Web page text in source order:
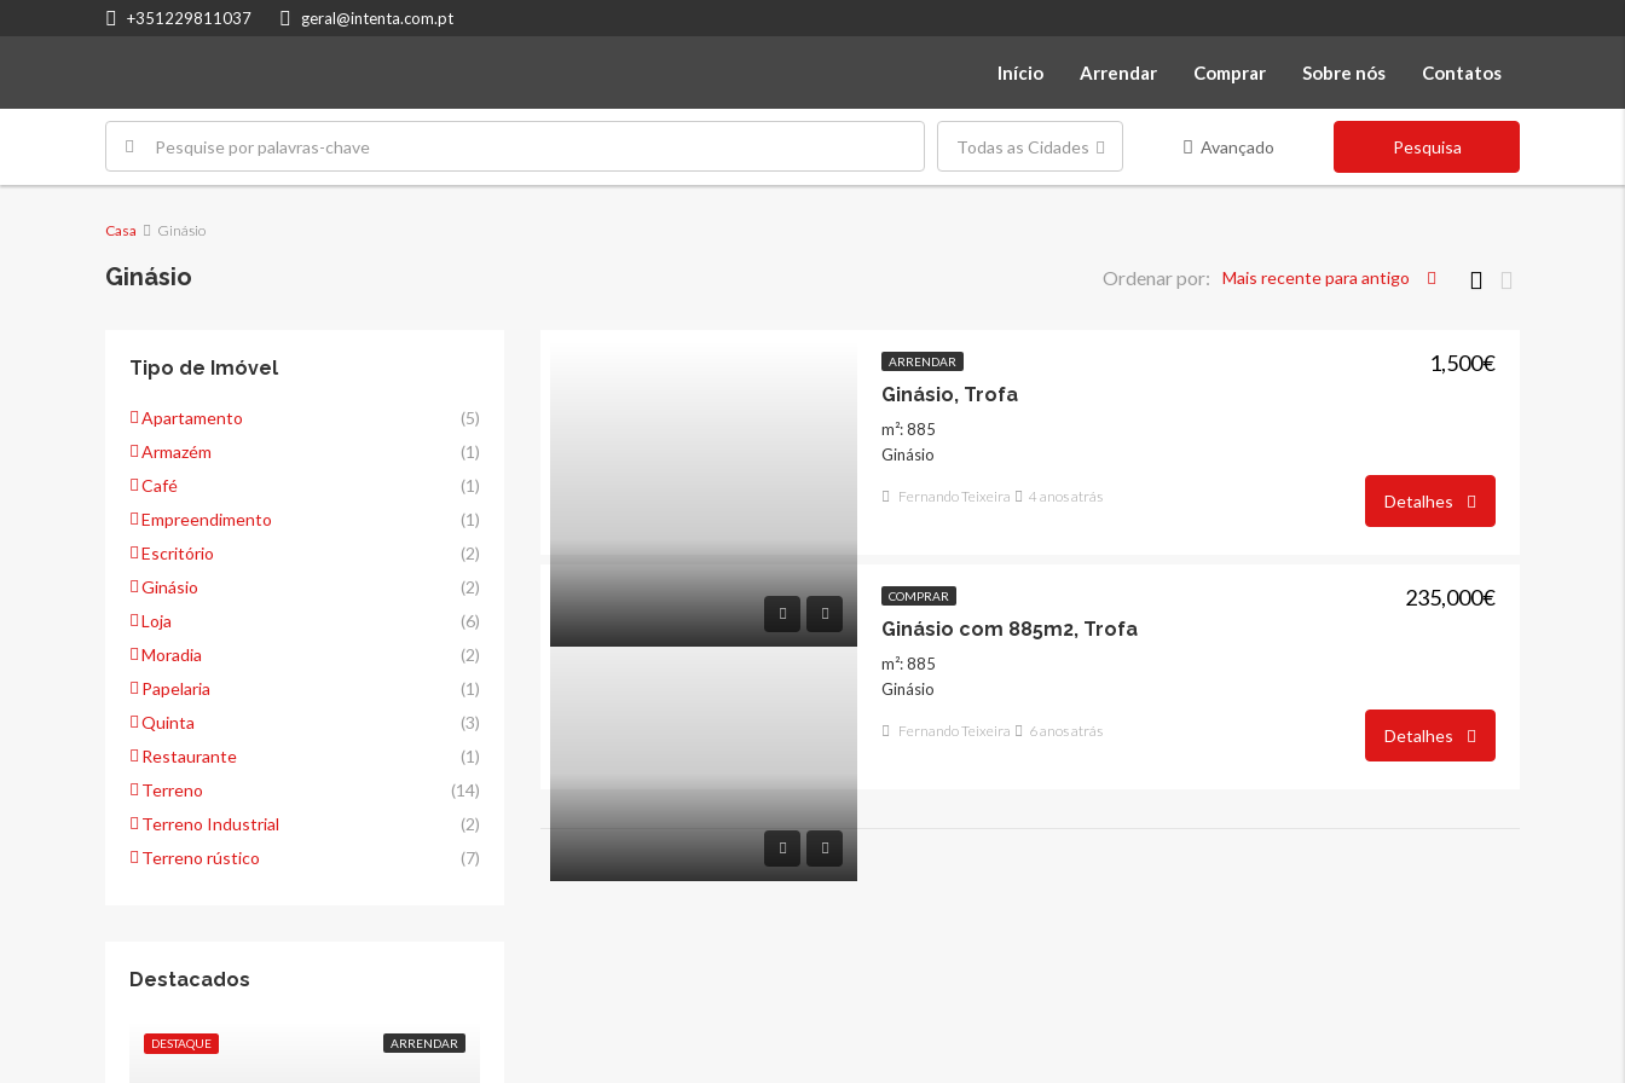
+351229811037 geral@intenta.com.pt
Início Arrendar Comprar Sobre nós Contatos
Todas as Cidades Avançado Pesquisa
Casa Ginásio
Ginásio Ordenar por: Mais recente para antigo
ARRENDAR
Ginásio, Trofa
m²: 885
Ginásio
Fernando Teixeira 4 anos atrás
1,500€
Detalhes
COMPRAR
Ginásio com 885m2, Trofa
m²: 885
Ginásio
Fernando Teixeira 6 anos atrás
235,000€
Detalhes
Tipo de Imóvel
Apartamento
(5)
Armazém
(1)
Café
(1)
Empreendimento
(1)
Escritório
(2)
Ginásio
(2)
Loja
(6)
Moradia
(2)
Papelaria
(1)
Quinta
(3)
Restaurante
(1)
Terreno
(14)
Terreno Industrial
(2)
Terreno rústico
(7)
Destacados
DESTAQUE ARRENDAR